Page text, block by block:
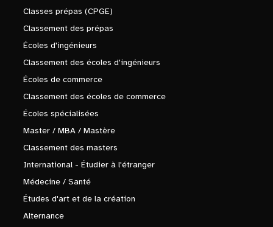
Classes prépas (CPGE)
Classement des prépas
Écoles d'ingénieurs
Classement des écoles d'ingénieurs
Écoles de commerce
Classement des écoles de commerce
Écoles spécialisées
Master / MBA / Mastère
Classement des masters
International - Étudier à l'étranger
Médecine / Santé
Études d'art et de la création
Alternance